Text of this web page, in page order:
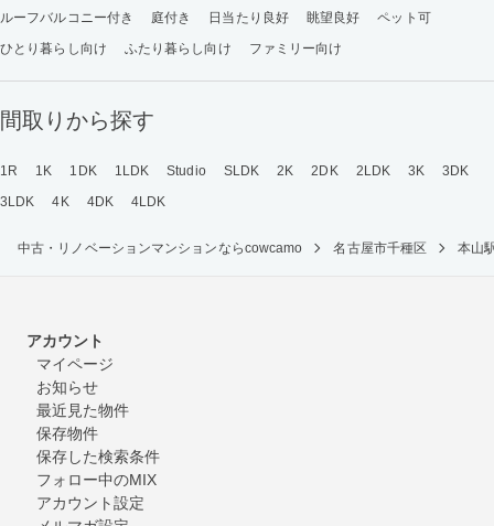
ルーフバルコニー付き 庭付き 日当たり良好 眺望良好
ペット可
ひとり暮らし向け
ふたり暮らし向け ファミリー向け
間取りから探す
1R 1K 1DK 1LDK Studio SLDK 2K 2DK 2LDK 3K
3DK
3LDK
4K 4DK 4LDK
中古・リノベーションマンションならcowcamo 名古屋市千種区 本山
アカウント
マイページ
お知らせ
最近見た物件
保存物件
保存した検索条件
フォロー中のMIX
アカウント設定